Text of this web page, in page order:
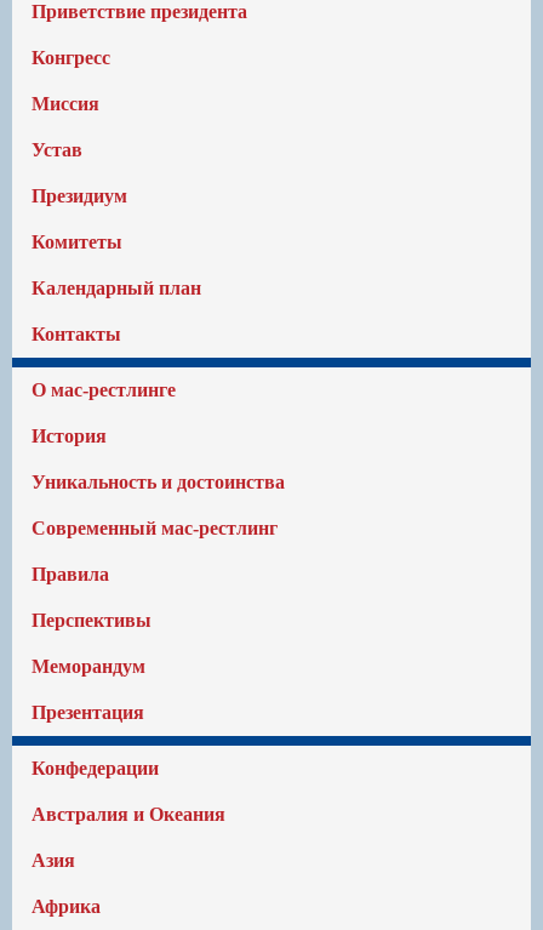
Приветствие президента
Конгресс
Миссия
Устав
Президиум
Комитеты
Календарный план
Контакты
О мас-рестлинге
История
Уникальность и достоинства
Современный мас-рестлинг
Правила
Перспективы
Меморандум
Презентация
Конфедерации
Австралия и Океания
Азия
Африка